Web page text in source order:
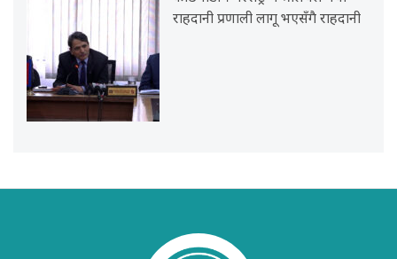
राहदानी प्रणाली लागू भएसँगै राहदानी